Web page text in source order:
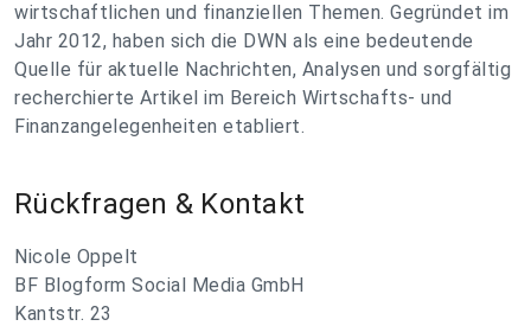
wirtschaftlichen und finanziellen Themen. Gegründet im
Jahr 2012, haben sich die DWN als eine bedeutende
Quelle für aktuelle Nachrichten, Analysen und sorgfältig
recherchierte Artikel im Bereich Wirtschafts- und
Finanzangelegenheiten etabliert.
Rückfragen & Kontakt
Nicole Oppelt
BF Blogform Social Media GmbH
Kantstr. 23